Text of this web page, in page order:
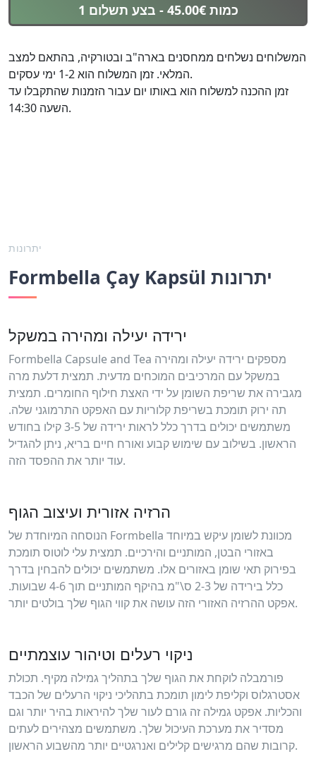
1 כמות 45.00€ - בצע תשלום
המשלוחים נשלחים ממחסנים בארה"ב ובטורקיה, בהתאם למצב
המלאי. זמן המשלוח הוא 1-2 ימי עסקים.
זמן ההכנה למשלוח הוא באותו יום עבור הזמנות שהתקבלו עד
השעה 14:30.
יתרונות
Formbella Çay Kapsül יתרונות
ירידה יעילה ומהירה במשקל
Formbella Capsule and Tea מספקים ירידה יעילה ומהירה
במשקל עם המרכיבים המוכחים מדעית. תמצית דלעת מרה
מגבירה את שריפת השומן על ידי האצת חילוף החומרים. תמצית
תה ירוק תומכת בשריפת קלוריות עם האפקט התרמוגני שלה.
משתמשים יכולים בדרך כלל לראות ירידה של 3-5 קילו בחודש
הראשון. בשילוב עם שימוש קבוע ואורח חיים בריא, ניתן להגדיל
עוד יותר את ההפסד הזה.
הרזיה אזורית ועיצוב הגוף
הנוסחה המיוחדת של Formbella מכוונת לשומן עיקש במיוחד
באזורי הבטן, המותניים והירכיים. תמצית עלי לוטוס תומכת
בפירוק תאי שומן באזורים אלו. משתמשים יכולים להבחין בדרך
כלל בירידה של 2-3 ס\"מ בהיקף המותניים תוך 4-6 שבועות.
אפקט ההרזיה האזורי הזה עושה את קווי הגוף שלך בולטים יותר.
ניקוי רעלים וטיהור עוצמתיים
פורמבלה לוקחת את הגוף שלך בתהליך גמילה מקיף. תכולת
אסטרגלוס וקליפת לימון תומכת בתהליכי ניקוי הרעלים של הכבד
והכליות. אפקט גמילה זה גורם לעור שלך להיראות בהיר יותר וגם
מסדיר את מערכת העיכול שלך. משתמשים מצהירים לעתים
קרובות שהם מרגישים קלילים ואנרגטיים יותר מהשבוע הראשון.